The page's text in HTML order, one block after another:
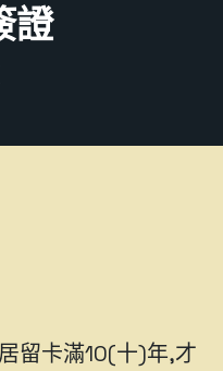
證
留卡滿10(十)年,才